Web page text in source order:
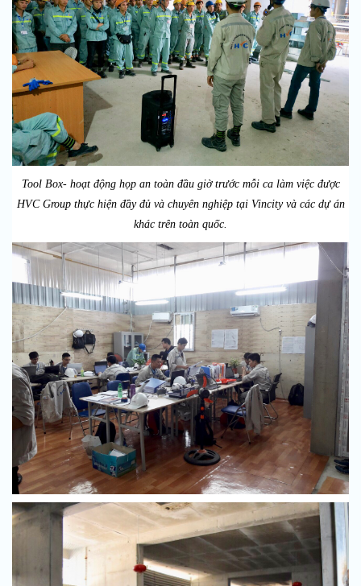
Tool Box- hoạt động họp an toàn đầu giờ trước mỗi ca làm việc được
HVC Group thực hiện đầy đủ và chuyên nghiệp tại Vincity và các dự án
khác trên toàn quốc.